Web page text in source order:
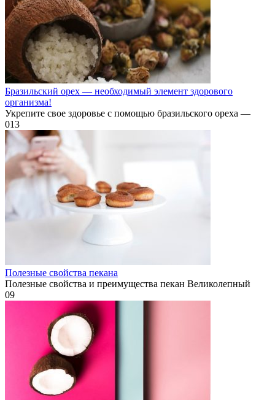
Бразильский орех — необходимый элемент здорового
организма!
Укрепите свое здоровье с помощью бразильского ореха —
013
Полезные свойства пекана
Полезные свойства и преимущества пекан Великолепный
09